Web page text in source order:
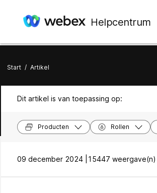
Helpcentrum
Start / Artikel
Dit artikel is van toepassing op:
Producten Rollen
09 december 2024 | 15447 weergave(n) |